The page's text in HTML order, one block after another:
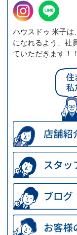
ハウスドゥ 米子は
になれるよう、社
ていただきます！！